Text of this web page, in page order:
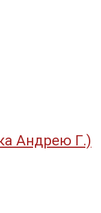
Андрею Г.)